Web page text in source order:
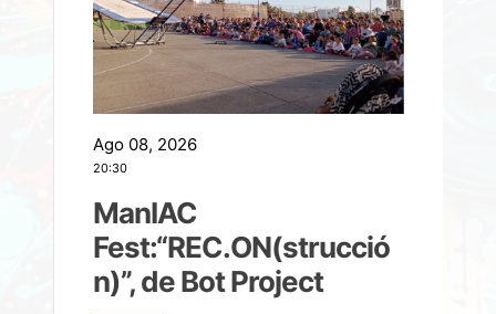
Ago 08, 2026
20:30
ManIAC
Fest:“REC.ON(strucció
n)”, de Bot Project